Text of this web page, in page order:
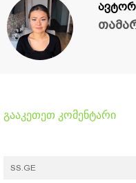
გააკეთეთ კომენტარი
SS.GE